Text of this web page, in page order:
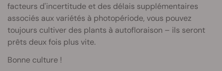
facteurs d'incertitude et des délais supplémentaires
associés aux variétés à photopériode, vous pouvez
toujours cultiver des plants à autofloraison – ils seront
prêts deux fois plus vite.
Bonne culture !